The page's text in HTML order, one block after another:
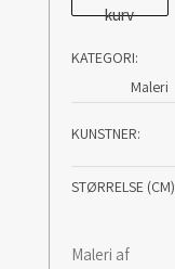
Sunday
kurv
KATEGORI:
Maleri
KUNSTNER
STØRRELSE (CM)
Maleri af